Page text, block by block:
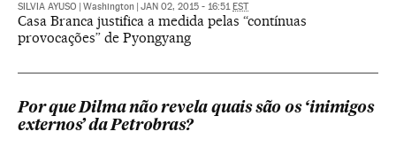
SILVIA AYUSO Washington JAN 02, 2015 - 16:51 EST
Casa Branca justifica a medida pelas “contínuas
provocações” de Pyongyang
Por que Dilma não revela quais são os ‘inimigos
externos’ da Petrobras?